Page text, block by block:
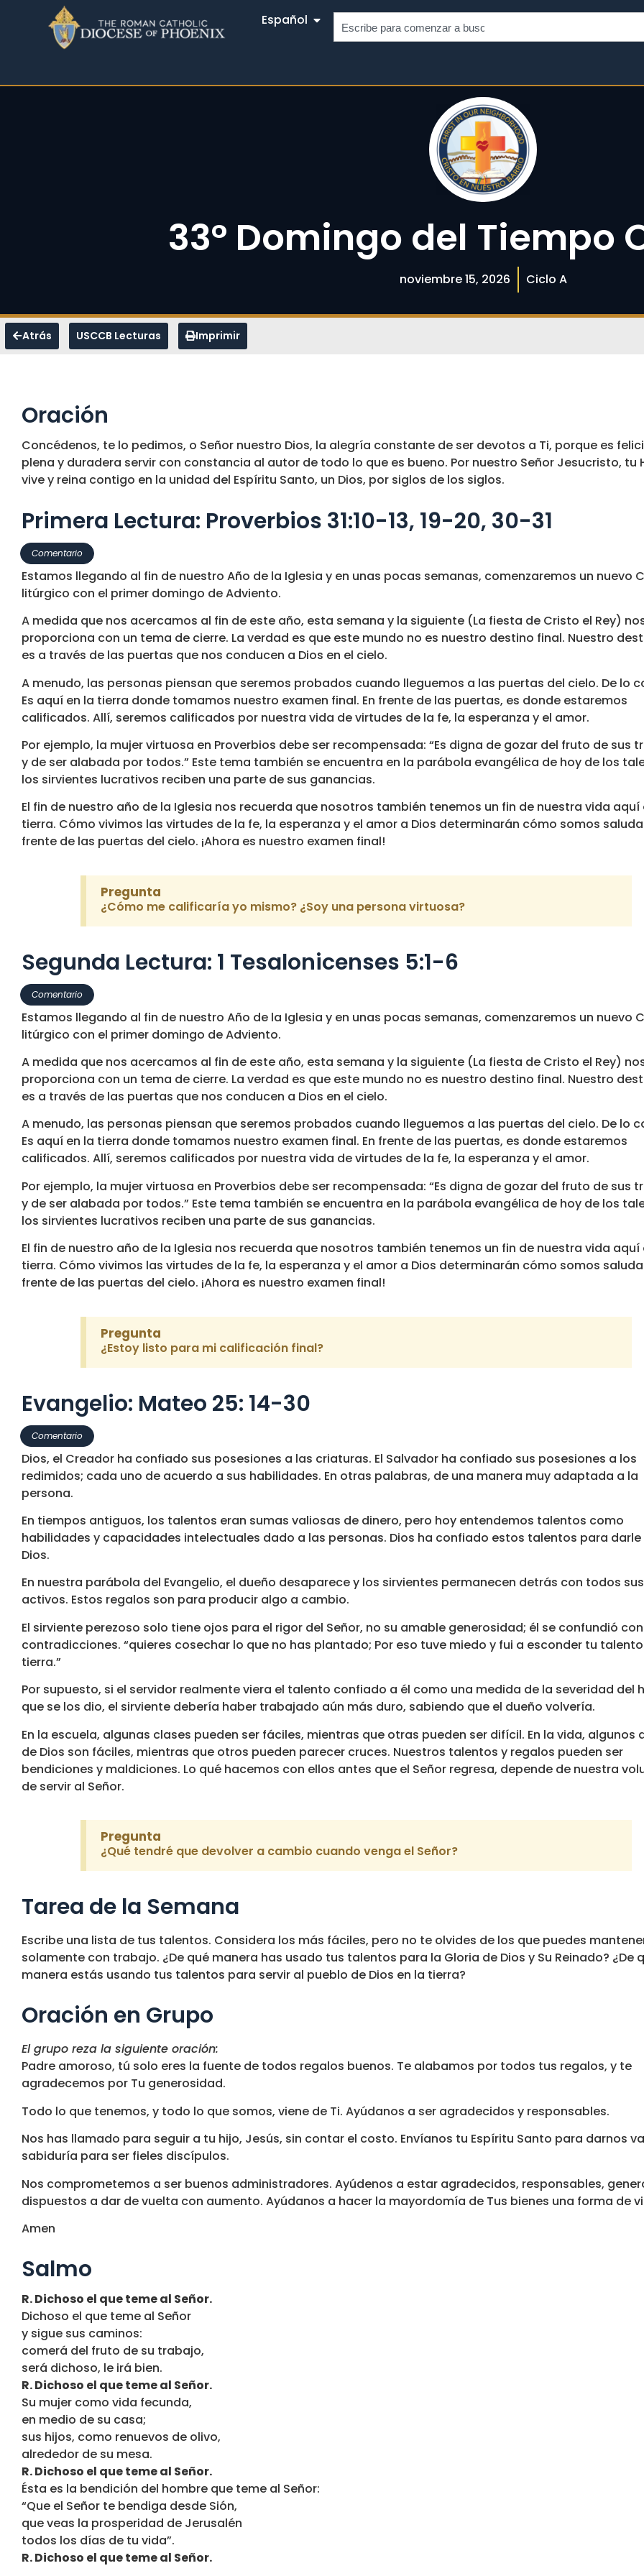
Español
33° Domingo del Tiempo
noviembre 15, 2026 Ciclo A
Atrás USCCB Lecturas Imprimir
Oración
Concédenos, te lo pedimos, o Señor nuestro Dios, la alegría constante de ser devotos a Ti, porque es
plena y duradera servir con constancia al autor de todo lo que es bueno. Por nuestro Señor Jesucristo, tu
vive y reina contigo en la unidad del Espíritu Santo, un Dios, por siglos de los siglos.
Primera Lectura: Proverbios 31:10-13, 19-20, 30-31
Comentario
Estamos llegando al fin de nuestro Año de la Iglesia y en unas pocas semanas, comenzaremos un nuevo
litúrgico con el primer domingo de Adviento.
A medida que nos acercamos al fin de este año, esta semana y la siguiente (La fiesta de Cristo el Rey)
proporciona con un tema de cierre. La verdad es que este mundo no es nuestro destino final. Nuestro
es a través de las puertas que nos conducen a Dios en el cielo.
A menudo, las personas piensan que seremos probados cuando lleguemos a las puertas del cielo. De lo
Es aquí en la tierra donde tomamos nuestro examen final. En frente de las puertas, es donde estaremos
calificados. Allí, seremos calificados por nuestra vida de virtudes de la fe, la esperanza y el amor.
Por ejemplo, la mujer virtuosa en Proverbios debe ser recompensada: “Es digna de gozar del fruto de sus
y de ser alabada por todos.” Este tema también se encuentra en la parábola evangélica de hoy de los
los sirvientes lucrativos reciben una parte de sus ganancias.
El fin de nuestro año de la Iglesia nos recuerda que nosotros también tenemos un fin de nuestra vida aquí
tierra. Cómo vivimos las virtudes de la fe, la esperanza y el amor a Dios determinarán cómo somos
frente de las puertas del cielo. ¡Ahora es nuestro examen final!
Pregunta
¿Cómo me calificaría yo mismo? ¿Soy una persona virtuosa?
Segunda Lectura: 1 Tesalonicenses 5:1-6
Comentario
Estamos llegando al fin de nuestro Año de la Iglesia y en unas pocas semanas, comenzaremos un nuevo
litúrgico con el primer domingo de Adviento.
A medida que nos acercamos al fin de este año, esta semana y la siguiente (La fiesta de Cristo el Rey)
proporciona con un tema de cierre. La verdad es que este mundo no es nuestro destino final. Nuestro
es a través de las puertas que nos conducen a Dios en el cielo.
A menudo, las personas piensan que seremos probados cuando lleguemos a las puertas del cielo. De lo
Es aquí en la tierra donde tomamos nuestro examen final. En frente de las puertas, es donde estaremos
calificados. Allí, seremos calificados por nuestra vida de virtudes de la fe, la esperanza y el amor.
Por ejemplo, la mujer virtuosa en Proverbios debe ser recompensada: “Es digna de gozar del fruto de sus
y de ser alabada por todos.” Este tema también se encuentra en la parábola evangélica de hoy de los
los sirvientes lucrativos reciben una parte de sus ganancias.
El fin de nuestro año de la Iglesia nos recuerda que nosotros también tenemos un fin de nuestra vida aquí
tierra. Cómo vivimos las virtudes de la fe, la esperanza y el amor a Dios determinarán cómo somos
frente de las puertas del cielo. ¡Ahora es nuestro examen final!
Pregunta
¿Estoy listo para mi calificación final?
Evangelio: Mateo 25: 14-30
Comentario
Dios, el Creador ha confiado sus posesiones a las criaturas. El Salvador ha confiado sus posesiones a los
redimidos; cada uno de acuerdo a sus habilidades. En otras palabras, de una manera muy adaptada a la
persona.
En tiempos antiguos, los talentos eran sumas valiosas de dinero, pero hoy entendemos talentos como
habilidades y capacidades intelectuales dado a las personas. Dios ha confiado estos talentos para darle
Dios.
En nuestra parábola del Evangelio, el dueño desaparece y los sirvientes permanecen detrás con todos sus
activos. Estos regalos son para producir algo a cambio.
El sirviente perezoso solo tiene ojos para el rigor del Señor, no su amable generosidad; él se confundió con
contradicciones. “quieres cosechar lo que no has plantado; Por eso tuve miedo y fui a esconder tu
tierra.”
Por supuesto, si el servidor realmente viera el talento confiado a él como una medida de la severidad del
que se los dio, el sirviente debería haber trabajado aún más duro, sabiendo que el dueño volvería.
En la escuela, algunas clases pueden ser fáciles, mientras que otras pueden ser difícil. En la vida, algunos
de Dios son fáciles, mientras que otros pueden parecer cruces. Nuestros talentos y regalos pueden ser
bendiciones y maldiciones. Lo qué hacemos con ellos antes que el Señor regresa, depende de nuestra
de servir al Señor.
Pregunta
¿Qué tendré que devolver a cambio cuando venga el Señor?
Tarea de la Semana
Escribe una lista de tus talentos. Considera los más fáciles, pero no te olvides de los que puedes
solamente con trabajo. ¿De qué manera has usado tus talentos para la Gloria de Dios y Su Reinado? ¿De
manera estás usando tus talentos para servir al pueblo de Dios en la tierra?
Oración en Grupo
El grupo reza la siguiente oración:
Padre amoroso, tú solo eres la fuente de todos regalos buenos. Te alabamos por todos tus regalos, y te
agradecemos por Tu generosidad.
Todo lo que tenemos, y todo lo que somos, viene de Ti. Ayúdanos a ser agradecidos y responsables.
Nos has llamado para seguir a tu hijo, Jesús, sin contar el costo. Envíanos tu Espíritu Santo para darnos
sabiduría para ser fieles discípulos.
Nos comprometemos a ser buenos administradores. Ayúdenos a estar agradecidos, responsables,
dispuestos a dar de vuelta con aumento. Ayúdanos a hacer la mayordomía de Tus bienes una forma de
Amen
Salmo
R. Dichoso el que teme al Señor.
Dichoso el que teme al Señor
y sigue sus caminos:
comerá del fruto de su trabajo,
será dichoso, le irá bien.
R. Dichoso el que teme al Señor.
Su mujer como vida fecunda,
en medio de su casa;
sus hijos, como renuevos de olivo,
alrededor de su mesa.
R. Dichoso el que teme al Señor.
Ésta es la bendición del hombre que teme al Señor:
“Que el Señor te bendiga desde Sión,
que veas la prosperidad de Jerusalén
todos los días de tu vida”.
R. Dichoso el que teme al Señor.